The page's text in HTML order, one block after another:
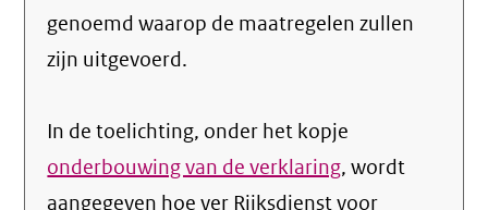
genoemd waarop de maatregelen zullen
zijn uitgevoerd.
In de toelichting, onder het kopje
onderbouwing van de verklaring, wordt
aangegeven hoe ver Rijksdienst voor